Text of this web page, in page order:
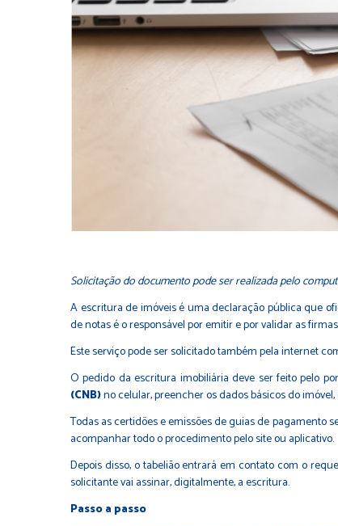
Solicitação do documento pode ser realizada pelo
A escritura de imóveis é uma declaração pública que
de notas é o responsável por emitir e por validar as
Este serviço pode ser solicitado também pela internet
O pedido da escritura imobiliária deve ser feito pelo
(CNB)no celular, preencher os dados básicos do
Todas as certidões e emissões de guias de pagamento
acompanhar todo o procedimento pelo site ou aplicativo.
Depois disso, o tabelião entrará em contato com o
solicitante vai assinar, digitalmente, a escritura.
Passo a passo